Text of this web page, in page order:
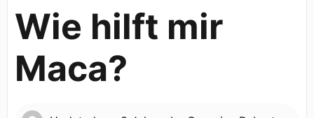
Wie hilft mir
Maca?